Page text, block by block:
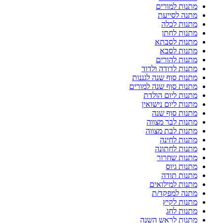
מתנות למורים
מתנה לסייעת
מתנות לכלה
מתנות לחתן
מתנות לסבתא
מתנות לסבא
מתנות להורים
מתנות לדודה ולדוד
מתנות סוף שנה לגננות
מתנות סוף שנה למורים
מתנות ליום הולדת
מתנות ליום נישואין
מתנות סוף שנה
מתנות לבר מצווה
מתנות לבת מצווה
מתנות לחינה
מתנות לחתונה
מתנות שחרור
מתנות גיוס
מתנות תודה
מתנות למילואים
מתנה למפקד/ת
מתנות לקיץ
מתנות לחג
מתנות לראש השנה